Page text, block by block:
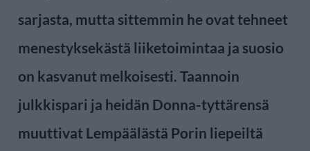
sarjasta, mutta sittemmin he ovat tehneet
menestyksekästä liiketoimintaa ja suosio
on kasvanut melkoisesti. Taannoin
julkkispari ja heidän Donna-tyttärensä
muuttivat Lempäälästä Porin liepeiltä